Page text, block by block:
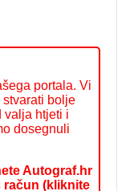
portala. Vi
stvarati bolje
valja htjeti i
dosegnuli
Autograf.hr
račun (kliknite